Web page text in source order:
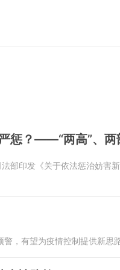
惩？——“两高”、
部印发《关于依法惩治妨害
，有望为疫情控制提供新思路